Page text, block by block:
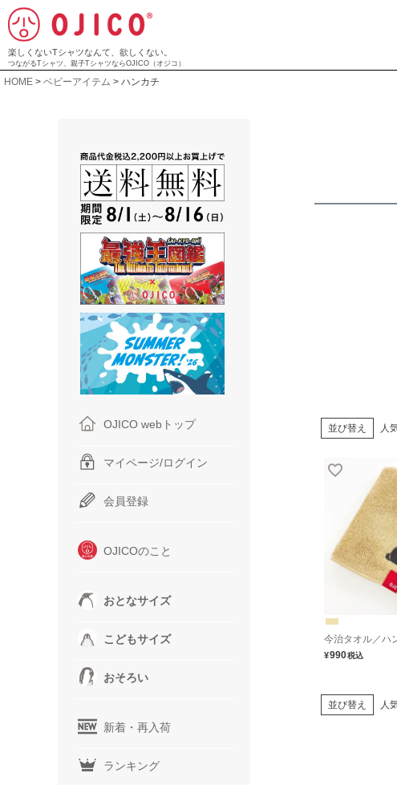
楽しくないTシャツなんて、欲しくない。
つながるTシャツ、親子TシャツならOJICO（オジコ）
HOME ベビーアイテム ハンカチ
OJICO webトップ
マイページ/ログイン
会員登録
OJICOのこと
おとなサイズ
こどもサイズ
おそろい
新着・再入荷
ランキング
並び替え 人
今治タオル／ハ
¥990税込
並び替え 人